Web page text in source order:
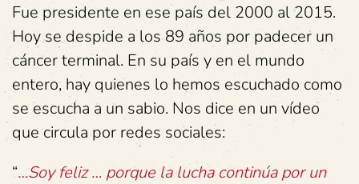
Fue presidente en ese país del 2000 al 2015.
Hoy se despide a los 89 años por padecer un
cáncer terminal. En su país y en el mundo
entero, hay quienes lo hemos escuchado como
se escucha a un sabio. Nos dice en un vídeo
que circula por redes sociales:
“…Soy feliz … porque la lucha continúa por un